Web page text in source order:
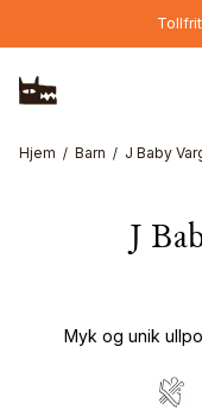
Hopp til hovedinnhold
Hjem Barn J Baby
J
Myk og unik